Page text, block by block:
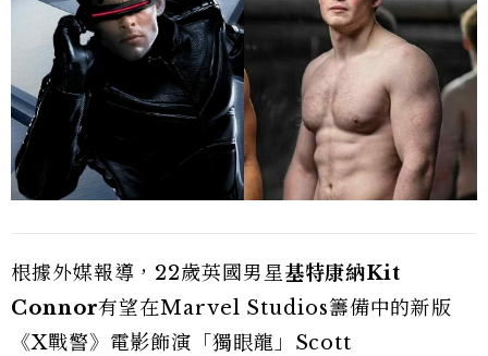
根據外媒報導，22歲英國男星基特康納Kit
Connor有望在Marvel Studios籌備中的新版
《X戰警》電影飾演「獨眼龍」Scott